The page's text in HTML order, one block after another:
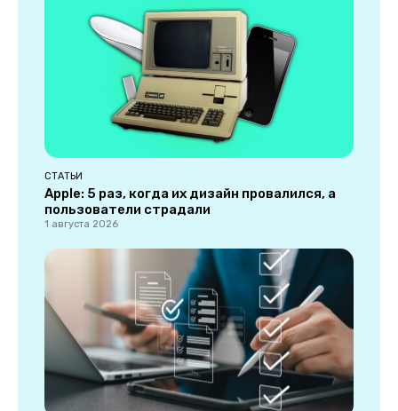
СТАТЬИ
Apple: 5 раз, когда их дизайн провалился, а
пользователи страдали
1 августа 2026